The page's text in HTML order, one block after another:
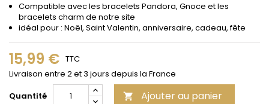
Compatible avec les bracelets Pandora, Gnoce et les
bracelets charm de notre site
idéal pour : Noël, Saint Valentin, anniversaire, cadeau, fête
15,99 € TTC
Livraison entre 2 et 3 jours depuis la France
Quantité
 Ajouter au panier